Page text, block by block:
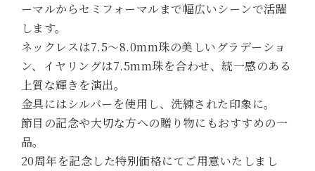
ーマルからセミフォーマルまで幅広いシーンで活躍
します。
ネックレスは7.5～8.0mm珠の美しいグラデーショ
ン、イヤリングは7.5mm珠を合わせ、統一感のある
上質な輝きを演出。
金具にはシルバーを使用し、洗練された印象に。
節目の記念や大切な方への贈り物にもおすすめの一
品。
20周年を記念した特別価格にてご用意いたしまし